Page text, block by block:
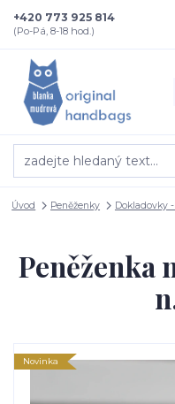
+420 773 925 814
(Po-Pá, 8-18 hod.)
Úvod Peněženky Dokladovky
Peněženka
Novinka